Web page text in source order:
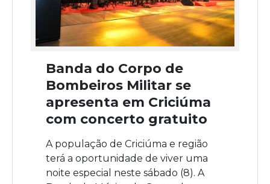
Banda do Corpo de
Bombeiros Militar se
apresenta em Criciúma
com concerto gratuito
A população de Criciúma e região
terá a oportunidade de viver uma
noite especial neste sábado (8). A